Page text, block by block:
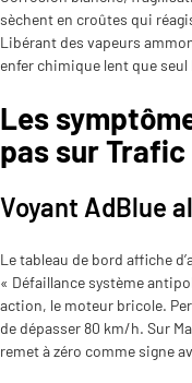
sèchent en croûtes qui
Libérant des vapeurs
enfer chimique lent que seul
Les
pas sur
Voyant AdBlue
Le tableau de bord affiche
« Défaillance système
action, le moteur bricole.
de dépasser 80 km/h. Sur
remet à zéro comme signe